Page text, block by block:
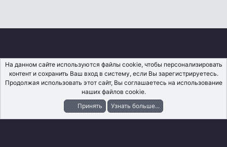
Что Нового? Вход Регистрация
На данном сайте используются файлы cookie, чтобы персонализировать
контент и сохранить Ваш вход в систему, если Вы зарегистрируетесь.
Продолжая использовать этот сайт, Вы соглашаетесь на использование
наших файлов cookie.
Принять
Узнать больше...